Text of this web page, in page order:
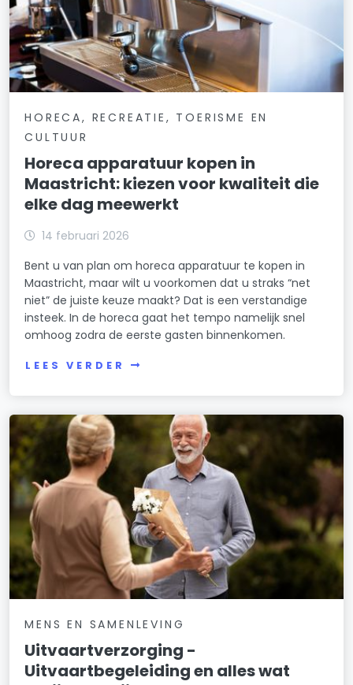
HORECA, RECREATIE, TOERISME EN
CULTUUR
Horeca apparatuur kopen in
Maastricht: kiezen voor kwaliteit die
elke dag meewerkt
14 februari 2026
Bent u van plan om horeca apparatuur te kopen in
Maastricht, maar wilt u voorkomen dat u straks “net
niet” de juiste keuze maakt? Dat is een verstandige
insteek. In de horeca gaat het tempo namelijk snel
omhoog zodra de eerste gasten binnenkomen.
LEES VERDER
MENS EN SAMENLEVING
Uitvaartverzorging -
Uitvaartbegeleiding en alles wat